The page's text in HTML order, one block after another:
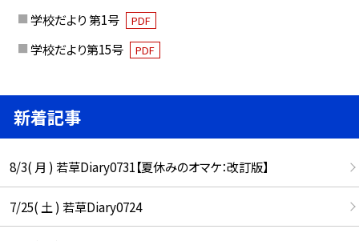
学校だより 第1号 PDF
学校だより第15号 PDF
新着記事
8/3( 月 ) 若草Diary0731【夏休みのオマケ：改訂版】
7/25( 土 ) 若草Diary0724